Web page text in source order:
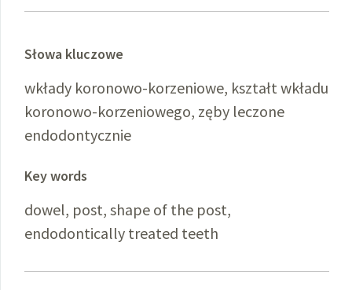
Słowa kluczowe
wkłady koronowo-korzeniowe, kształt wkładu
koronowo-korzeniowego, zęby leczone
endodontycznie
Key words
dowel, post, shape of the post,
endodontically treated teeth